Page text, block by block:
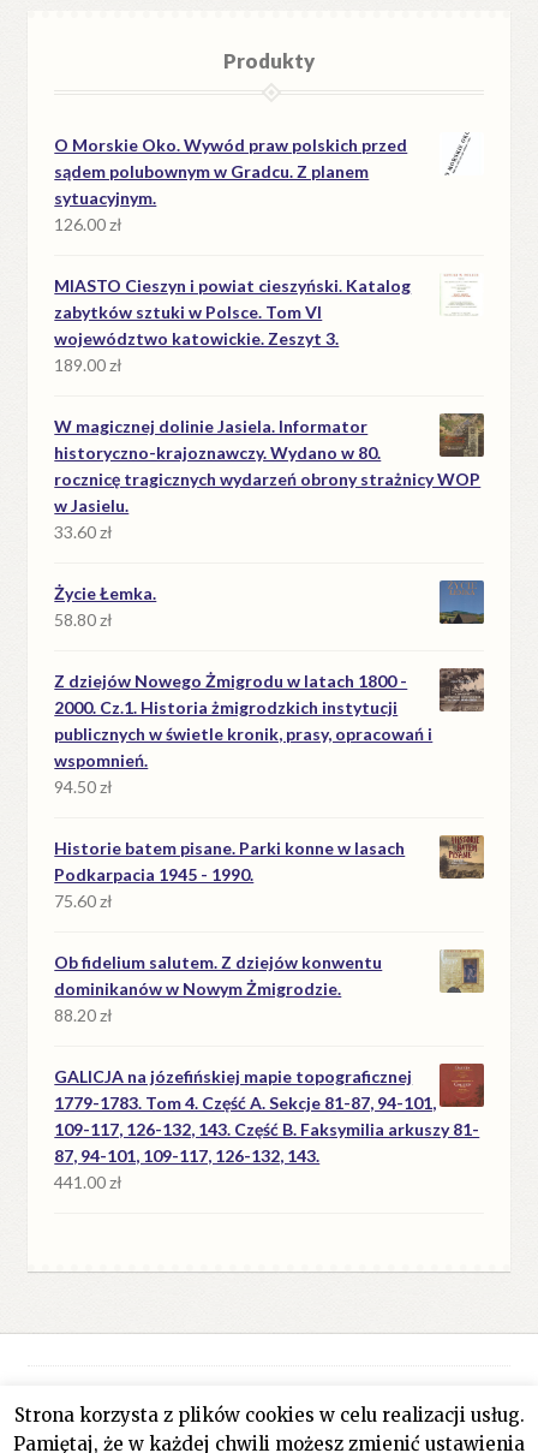
Produkty
O Morskie Oko. Wywód praw polskich przed
sądem polubownym w Gradcu. Z planem
sytuacyjnym.
126.00zł
MIASTO Cieszyn i powiat cieszyński. Katalog
zabytków sztuki w Polsce. Tom VI
województwo katowickie. Zeszyt 3.
189.00zł
W magicznej dolinie Jasiela. Informator
historyczno-krajoznawczy. Wydano w 80.
rocznicę tragicznych wydarzeń obrony strażnicy WOP
w Jasielu.
33.60zł
Życie Łemka.
58.80zł
Z dziejów Nowego Żmigrodu w latach 1800 -
2000. Cz.1. Historia żmigrodzkich instytucji
publicznych w świetle kronik, prasy, opracowań i
wspomnień.
94.50zł
Historie batem pisane. Parki konne w lasach
Podkarpacia 1945 - 1990.
75.60zł
Ob fidelium salutem. Z dziejów konwentu
dominikanów w Nowym Żmigrodzie.
88.20zł
GALICJA na józefińskiej mapie topograficznej
1779-1783. Tom 4. Część A. Sekcje 81-87, 94-101,
109-117, 126-132, 143. Część B. Faksymilia arkuszy 81-
87, 94-101, 109-117, 126-132, 143.
441.00zł
© Antykwariat Filar 2026
Polityka prywatności
Stworzone z WooCommerce.
Strona korzysta z plików cookies w celu realizacji usług.
Pamiętaj, że w każdej chwili możesz zmienić ustawienia